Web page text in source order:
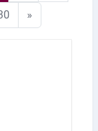
30 puslapis
»